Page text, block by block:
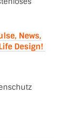
News,
Design!